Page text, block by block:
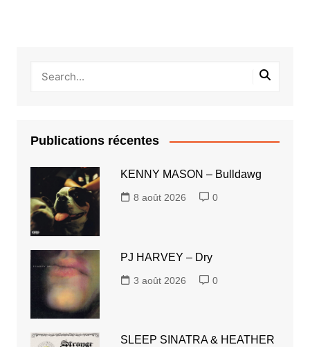
Publications récentes
KENNY MASON – Bulldawg
8 août 2026 0
PJ HARVEY – Dry
3 août 2026 0
SLEEP SINATRA & HEATHER